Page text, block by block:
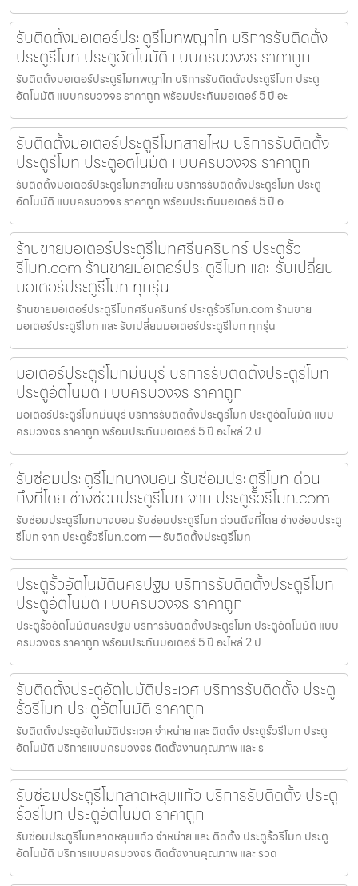
รับติดตั้งมอเตอร์ประตูรีโมทพญาไท บริการรับติดตั้ง
ประตูรีโมท ประตูอัตโนมัติ แบบครบวงจร ราคาถูก
รับติดตั้งมอเตอร์ประตูรีโมทพญาไท บริการรับติดตั้งประตูรีโมท ประตู
อัตโนมัติ แบบครบวงจร ราคาถูก พร้อมประกันมอเตอร์ 5 ปี อะ
รับติดตั้งมอเตอร์ประตูรีโมทสายไหม บริการรับติดตั้ง
ประตูรีโมท ประตูอัตโนมัติ แบบครบวงจร ราคาถูก
รับติดตั้งมอเตอร์ประตูรีโมทสายไหม บริการรับติดตั้งประตูรีโมท ประตู
อัตโนมัติ แบบครบวงจร ราคาถูก พร้อมประกันมอเตอร์ 5 ปี อ
ร้านขายมอเตอร์ประตูรีโมทศรีนครินทร์ ประตูรั้ว
รีโมท.com ร้านขายมอเตอร์ประตูรีโมท และ รับเปลี่ยน
มอเตอร์ประตูรีโมท ทุกรุ่น
ร้านขายมอเตอร์ประตูรีโมทศรีนครินทร์ ประตูรั้วรีโมท.com ร้านขาย
มอเตอร์ประตูรีโมท และ รับเปลี่ยนมอเตอร์ประตูรีโมท ทุกรุ่น
มอเตอร์ประตูรีโมทมีนบุรี บริการรับติดตั้งประตูรีโมท
ประตูอัตโนมัติ แบบครบวงจร ราคาถูก
มอเตอร์ประตูรีโมทมีนบุรี บริการรับติดตั้งประตูรีโมท ประตูอัตโนมัติ แบบ
ครบวงจร ราคาถูก พร้อมประกันมอเตอร์ 5 ปี อะไหล่ 2 ป
รับซ่อมประตูรีโมทบางบอน รับซ่อมประตูรีโมท ด่วน
ถึงที่โดย ช่างซ่อมประตูรีโมท จาก ประตูรั้วรีโมท.com
รับซ่อมประตูรีโมทบางบอน รับซ่อมประตูรีโมท ด่วนถึงที่โดย ช่างซ่อมประตู
รีโมท จาก ประตูรั้วรีโมท.com — รับติดตั้งประตูรีโมท
ประตูรั้วอัตโนมัตินครปฐม บริการรับติดตั้งประตูรีโมท
ประตูอัตโนมัติ แบบครบวงจร ราคาถูก
ประตูรั้วอัตโนมัตินครปฐม บริการรับติดตั้งประตูรีโมท ประตูอัตโนมัติ แบบ
ครบวงจร ราคาถูก พร้อมประกันมอเตอร์ 5 ปี อะไหล่ 2 ป
รับติดตั้งประตูอัตโนมัติประเวศ บริการรับติดตั้ง ประตู
รั้วรีโมท ประตูอัตโนมัติ ราคาถูก
รับติดตั้งประตูอัตโนมัติประเวศ จำหน่าย และ ติดตั้ง ประตูรั้วรีโมท ประตู
อัตโนมัติ บริการแบบครบวงจร ติดตั้งงานคุณภาพ และ ร
รับซ่อมประตูรีโมทลาดหลุมแก้ว บริการรับติดตั้ง ประตู
รั้วรีโมท ประตูอัตโนมัติ ราคาถูก
รับซ่อมประตูรีโมทลาดหลุมแก้ว จำหน่าย และ ติดตั้ง ประตูรั้วรีโมท ประตู
อัตโนมัติ บริการแบบครบวงจร ติดตั้งงานคุณภาพ และ รวด